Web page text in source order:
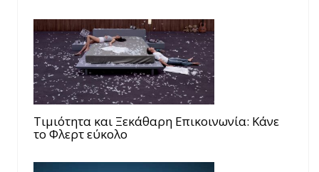
Τιμιότητα και Ξεκάθαρη Επικοινωνία: Κάνε
το Φλερτ εύκολο